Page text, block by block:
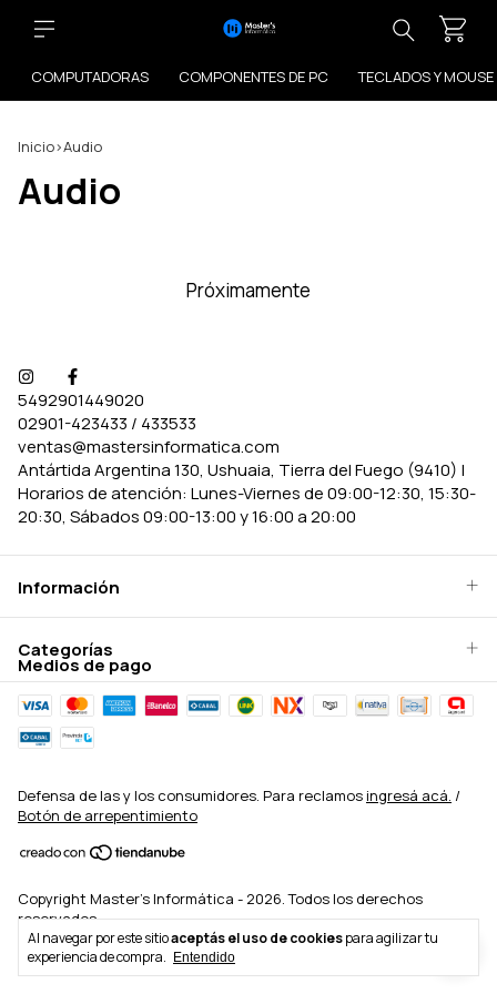
COMPUTADORAS COMPONENTES DE PC TECLADOS Y MOUSE
Al navegar por este sitioaceptás el uso de cookiespara agilizar tu
experiencia de compra.
Entendido
Inicio>Audio
Audio
Próximamente
5492901449020
02901-423433 / 433533
ventas@mastersinformatica.com
Antártida Argentina 130, Ushuaia, Tierra del Fuego (9410) |
Horarios de atención: Lunes-Viernes de 09:00-12:30, 15:30-
20:30, Sábados 09:00-13:00 y 16:00 a 20:00
Información
Categorías
Medios de pago
Defensa de las y los consumidores. Para reclamosingresá acá. /
Botón de arrepentimiento
Copyright Master's Informática - 2026. Todos los derechos
reservados.